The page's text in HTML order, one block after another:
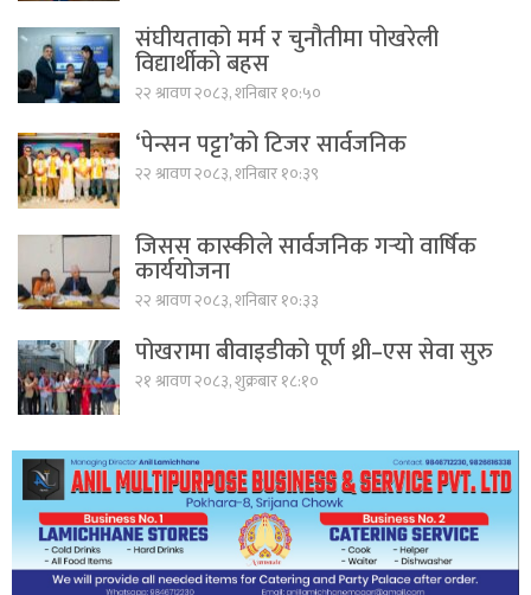
संघीयताको मर्म र चुनौतीमा पोखरेली
विद्यार्थीको बहस
२२ श्रावण २०८३, शनिबार १०:५०
‘पेन्सन पट्टा’को टिजर सार्वजनिक
२२ श्रावण २०८३, शनिबार १०:३९
जिसस कास्कीले सार्वजनिक गर्‍यो वार्षिक
कार्ययोजना
२२ श्रावण २०८३, शनिबार १०:३३
पोखरामा बीवाइडीको पूर्ण थ्री–एस सेवा सुरु
२१ श्रावण २०८३, शुक्रबार १८:१०